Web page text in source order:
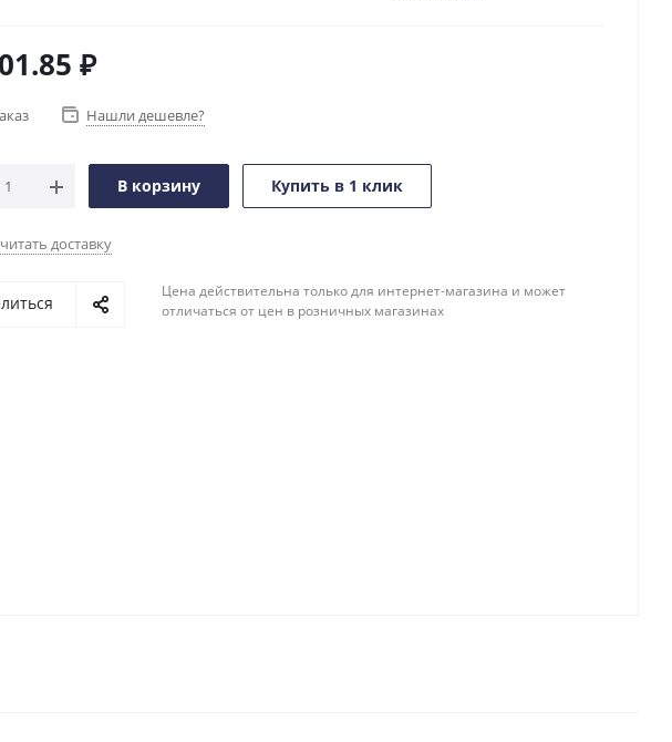
₽
Нашли дешевле?
В корзину Купить в 1 клик
доставку
Цена действительна только для интернет-магазина и может
отличаться от цен в розничных магазинах